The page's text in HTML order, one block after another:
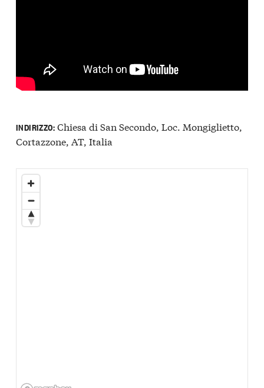
INDIRIZZO:Chiesa di San Secondo, Loc. Mongiglietto,
Cortazzone, AT, Italia